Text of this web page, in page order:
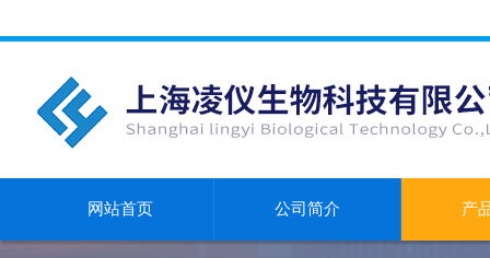
网站首页 公司简介 产